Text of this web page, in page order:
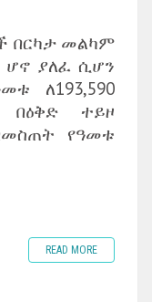
በርካታ መልካም
ያለፈ ሲሆን
ለ193,590
ተይዞ
የዓመቱ
READ MORE